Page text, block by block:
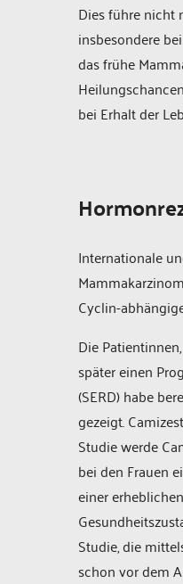
Dies führe nicht
insbesondere
das frühe
bei Erhalt der
Internationale
Cyclin-
Die
später einen
(SERD) habe
gezeigt.
Studie werde
bei den Frauen
einer
Studie, die
schon vor dem